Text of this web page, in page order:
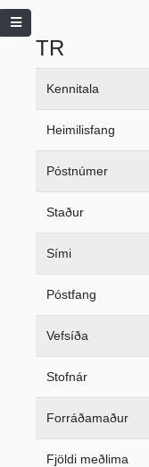
TR
Kennitala
Heimilisfang
Póstnúmer
Staður
Sími
Póstfang
Vefsíða
Stofnár
Forráðamaður
Fjöldi meðlima